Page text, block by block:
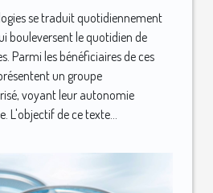
se traduit quotidiennement
bouleversent le quotidien de
Parmi les bénéficiaires de ces
un groupe
voyant leur autonomie
L'objectif de ce texte...